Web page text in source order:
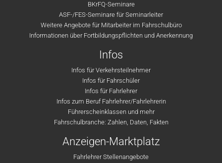
BKrFQ-Seminare
ASF-/FES-Seminare für Seminarleiter
Weitere Angebote für Mitarbeiter im Fahrschulbüro
Informationen über Fortbildungspflichten und Anerkennung
Infos
Infos für Verkehrsteilnehmer
Infos für Fahrschüler
Infos für Fahrlehrer
Infos zum Beruf Fahrlehrer/Fahrlehrerin
Führerscheinklassen und mehr
Fahrschulbranche: Zahlen, Daten, Fakten
Anzeigen-Marktplatz
Fahrlehrer Stellenangebote